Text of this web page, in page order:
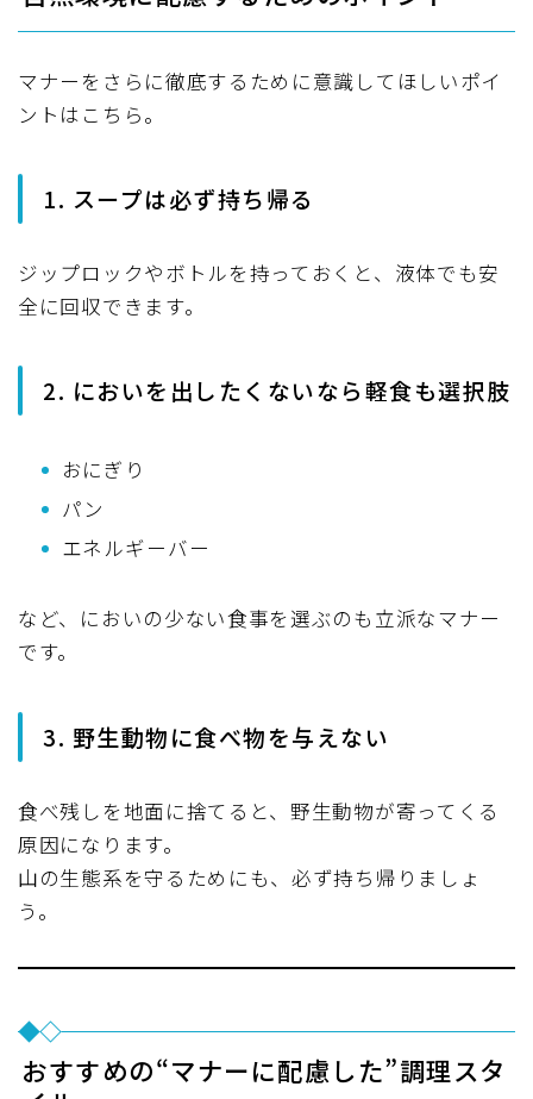
マナーをさらに徹底するために意識してほしいポイ
ントはこちら。
1. スープは必ず持ち帰る
ジップロックやボトルを持っておくと、液体でも安
全に回収できます。
2. においを出したくないなら軽食も選択肢
おにぎり
パン
エネルギーバー
など、においの少ない食事を選ぶのも立派なマナー
です。
3. 野生動物に食べ物を与えない
食べ残しを地面に捨てると、野生動物が寄ってくる
原因になります。
山の生態系を守るためにも、必ず持ち帰りましょ
う。
おすすめの“マナーに配慮した”調理スタ